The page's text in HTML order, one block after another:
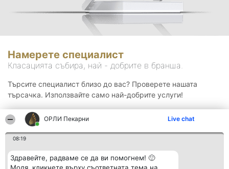
ОРЛИ Пекарни Live chat
08:19
Здравейте, радваме се да ви помогнем! 🙂
Намерете специалист
Класацията събира, най - добрите в бранша.
Търсите специалист близо до вас? Проверете нашата
търсачка. Използвайте само най-добрите услуги!